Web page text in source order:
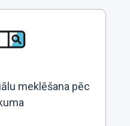
meklēšana pēc